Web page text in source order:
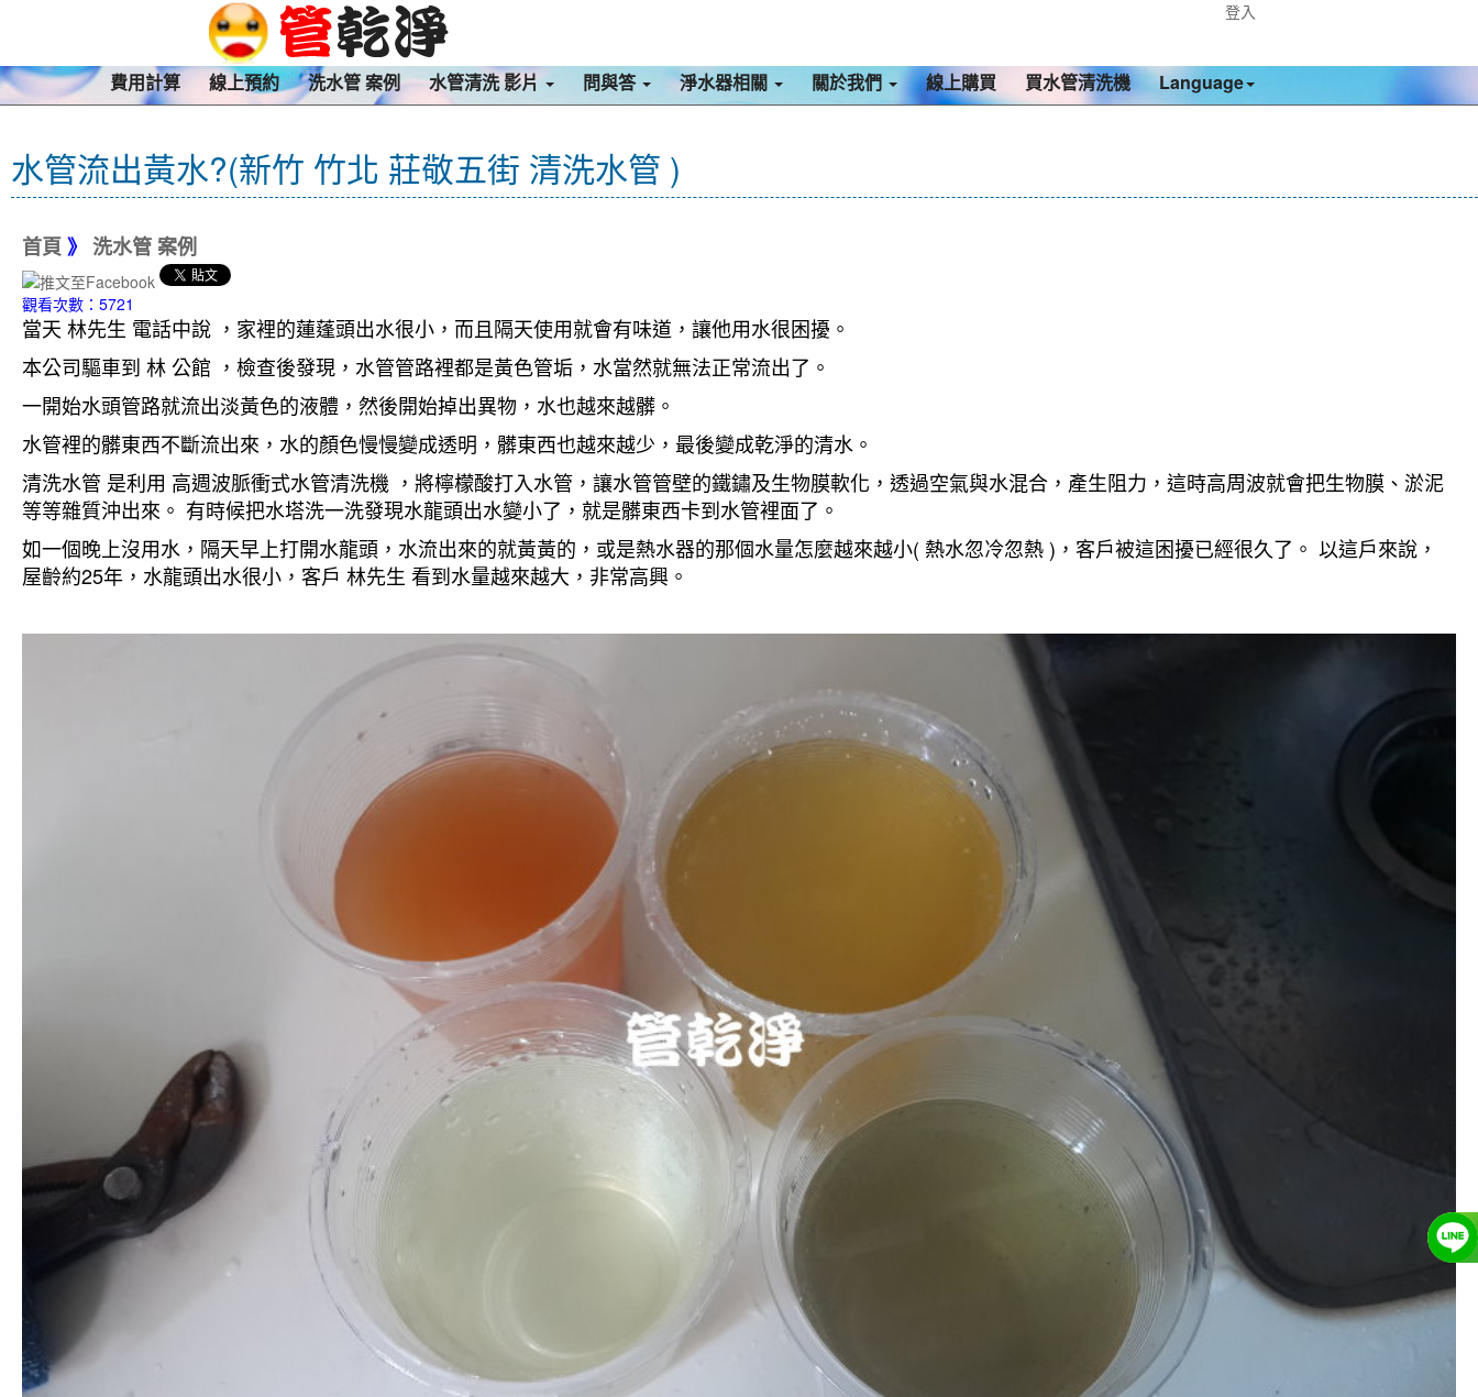
登入
費用計算 線上預約 洗水管 案例 水管清洗 影片 問與答 淨水器相關 關於我們 線上購買 買水管清洗機 Language
水管流出黃水?(新竹 竹北 莊敬五街 清洗水管 )
首頁 》 洗水管 案例
觀看次數：5721
當天 林先生 電話中說 ，家裡的蓮蓬頭出水很小，而且隔天使用就會有味道，讓他用水很困擾。
本公司驅車到 林 公館 ，檢查後發現，水管管路裡都是黃色管垢，水當然就無法正常流出了。
一開始水頭管路就流出淡黃色的液體，然後開始掉出異物，水也越來越髒。
水管裡的髒東西不斷流出來，水的顏色慢慢變成透明，髒東西也越來越少，最後變成乾淨的清水。
清洗水管 是利用 高週波脈衝式水管清洗機 ，將檸檬酸打入水管，讓水管管壁的鐵鏽及生物膜軟化，透過空氣與水混合，產生阻力，這時高周波就會把生物膜、淤泥
等等雜質沖出來。 有時候把水塔洗一洗發現水龍頭出水變小了，就是髒東西卡到水管裡面了。
如一個晚上沒用水，隔天早上打開水龍頭，水流出來的就黃黃的，或是熱水器的那個水量怎麼越來越小( 熱水忽冷忽熱 )，客戶被這困擾已經很久了。 以這戶來說，
屋齡約25年，水龍頭出水很小，客戶 林先生 看到水量越來越大，非常高興。